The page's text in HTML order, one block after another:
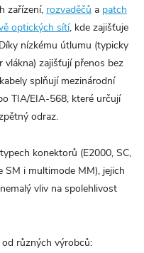
zařízení, rozvaděčů a patch
optických sítí, kde zajišťuje
nízkému útlumu (typicky
zajišťují přenos bez
splňují mezinárodní
TIA/EIA-568, které určují
odraz.
konektorů (E2000, SC,
SM i multimode MM), jejich
vliv na spolehlivost
různých výrobců: